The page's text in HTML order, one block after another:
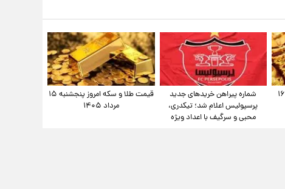
قیمت طلا و سکه امروز جمعه ۱۶
شماره پیراهن خریدهای جدید
پرسپولیس اعلام شد؛ تیکدری،
محبی و سرگیف با اعداد ویژه
قیمت طلا و سکه امروز پنجشنبه ۱۵
مرداد ۱۴۰۵